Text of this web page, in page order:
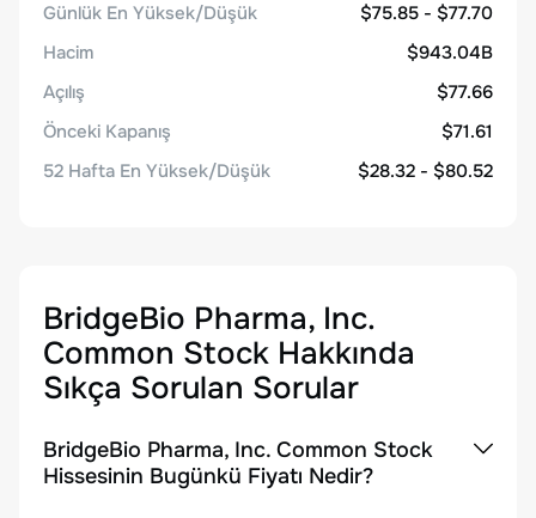
Günlük En Yüksek/Düşük
$75.85 - $77.70
Hacim
$943.04B
Açılış
$77.66
Önceki Kapanış
$71.61
52 Hafta En Yüksek/Düşük
$28.32 - $80.52
BridgeBio Pharma, Inc.
Common Stock Hakkında
Sıkça Sorulan Sorular
BridgeBio Pharma, Inc. Common Stock
Hissesinin Bugünkü Fiyatı Nedir?